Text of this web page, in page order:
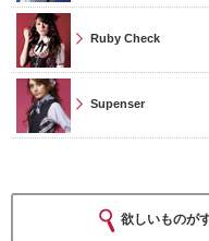
Ruby Check
Supenser
欲しいものが